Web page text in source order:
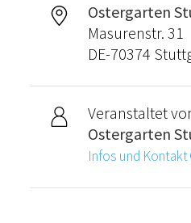
Ostergarten
Masurenstr. 31
DE-70374
Veranstaltet
Ostergarten
Infos und Kontakt